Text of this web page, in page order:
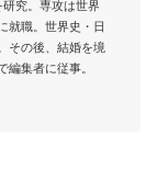
究。専攻は世界
就職。世界史・日
その後、結婚を境
編集者に従事。